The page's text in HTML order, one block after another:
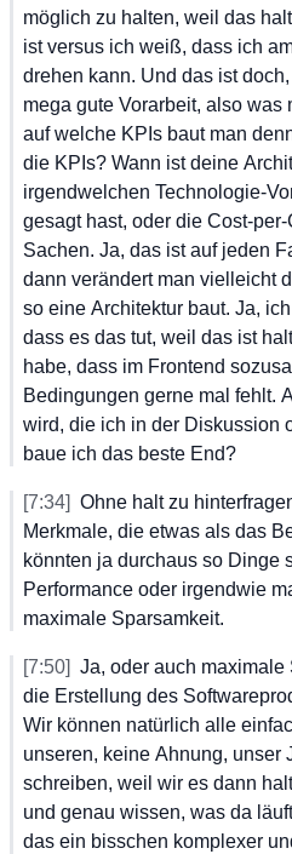
möglich zu halten, weil das halt
ist versus ich weiß, dass ich
drehen kann. Und das ist doch,
mega gute Vorarbeit, also was
auf welche KPIs baut man
die KPIs? Wann ist deine
irgendwelchen Technologie-
gesagt hast, oder die Cost-
Sachen. Ja, das ist auf jeden
dann verändert man vielleicht
so eine Architektur baut. Ja, ich
dass es das tut, weil das ist halt
habe, dass im Frontend
Bedingungen gerne mal fehlt.
wird, die ich in der Diskussion
baue ich das beste End?
[7:34] Ohne halt zu
Merkmale, die etwas als das
könnten ja durchaus so Dinge
Performance oder irgendwie
maximale Sparsamkeit.
[7:50] Ja, oder auch maximale
die Erstellung des
Wir können natürlich alle
unseren, keine Ahnung, unser
schreiben, weil wir es dann halt
und genau wissen, was da
das ein bisschen komplexer